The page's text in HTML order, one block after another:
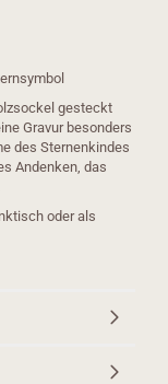
gesteckt
Gravur besonders
des Sternenkindes
Andenken, das
oder als